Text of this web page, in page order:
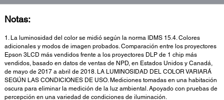
Notas:
1. La luminosidad del color se midió según la norma IDMS 15.4. Colores
adicionales y modos de imagen probados. Comparación entre los proyectores
Epson 3LCD más vendidos frente a los proyectores DLP de 1 chip más
vendidos, basado en datos de ventas de NPD, en Estados Unidos y Canadá,
de mayo de 2017 a abril de 2018. LA LUMINOSIDAD DEL COLOR VARIARÁ
SEGÚN LAS CONDICIONES DE USO. Mediciones tomadas en una habitación
oscura para eliminar la medición de la luz ambiental. Apoyado con pruebas de
percepción en una variedad de condiciones de iluminación.